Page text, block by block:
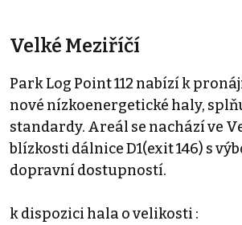
Velké Meziříčí
Park Log Point 112 nabízí k
nové nízkoenergetické haly,
standardy. Areál se nachází ve
blízkosti dálnice D1(exit 146) s
dopravní dostupností.
k dispozici hala o velikosti :